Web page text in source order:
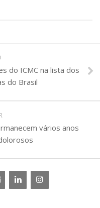
do ICMC na lista dos
do Brasil
vários anos